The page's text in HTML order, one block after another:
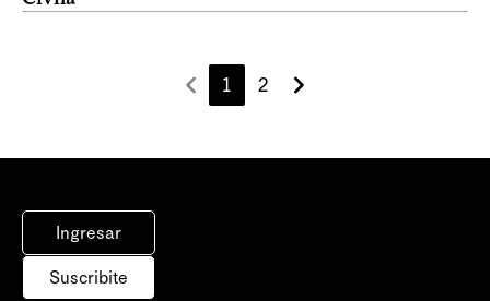
1 2
Ingresar
Suscribite